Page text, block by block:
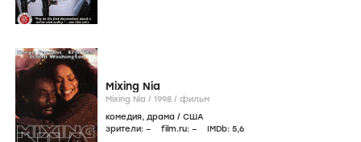
Mixing Nia
Mixing Nia / 1998 / фильм
комедия, драма / США
зрители: – film.ru: – IMDb: 5,6